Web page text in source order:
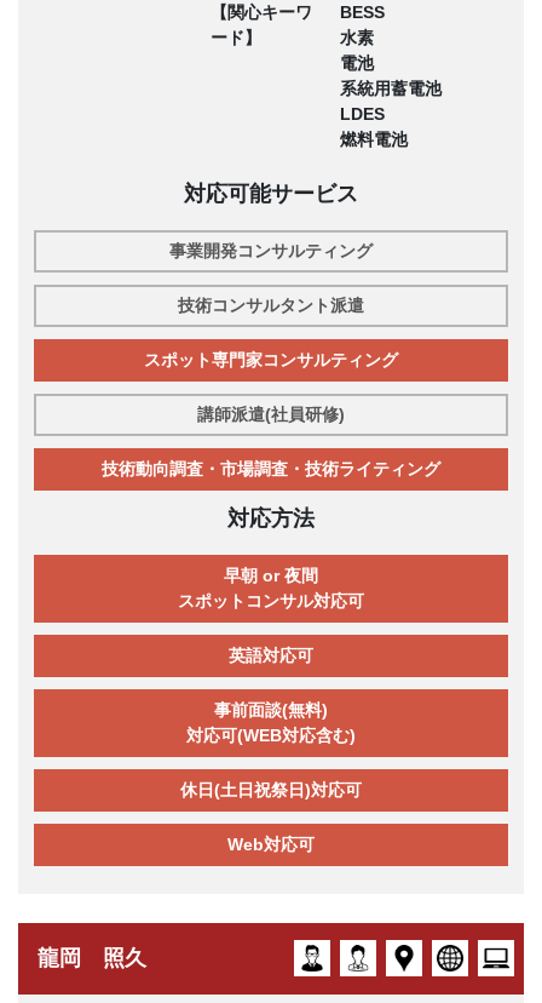
【関心キーワ
ード】
BESS
水素
電池
系統用蓄電池
LDES
燃料電池
対応可能サービス
事業開発コンサルティング
技術コンサルタント派遣
スポット専門家コンサルティング
講師派遣(社員研修)
技術動向調査・市場調査・技術ライティング
対応方法
早朝 or 夜間
スポットコンサル対応可
英語対応可
事前面談(無料)
対応可(WEB対応含む)
休日(土日祝祭日)対応可
Web対応可
龍岡 照久